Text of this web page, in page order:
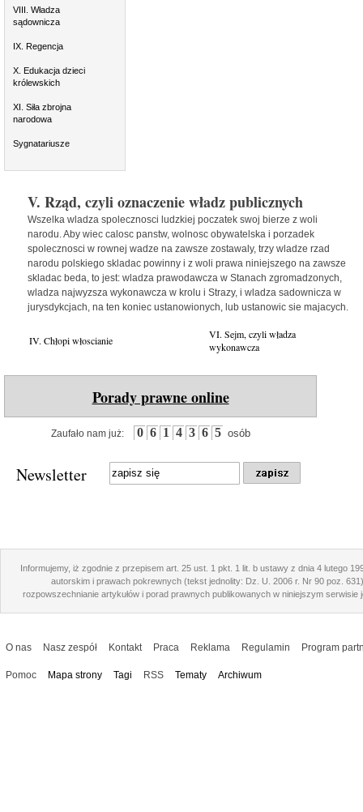
VIII. Władza
sądownicza
IX. Regencja
X. Edukacja dzieci
królewskich
XI. Siła zbrojna
narodowa
Sygnatariusze
V. Rząd, czyli oznaczenie władz publicznych
Wszelka wladza spolecznosci ludzkiej poczatek swoj bierze z woli
narodu. Aby wiec calosc panstw, wolnosc obywatelska i porzadek
spolecznosci w rownej wadze na zawsze zostawaly, trzy wladze rzad
narodu polskiego skladac powinny i z woli prawa niniejszego na zawsze
skladac beda, to jest: wladza prawodawcza w Stanach zgromadzonych,
wladza najwyzsza wykonawcza w krolu i Strazy, i wladza sadownicza w
jurysdykcjach, na ten koniec ustanowionych, lub ustanowic sie majacych.
IV. Chłopi włoscianie
VI. Sejm, czyli władza
wykonawcza
Porady prawne online
Zaufało nam już: 0 6 1 4 3 6 5 osób
Newsletter
Informujemy, iż zgodnie z przepisem art. 25 ust. 1 pkt. 1 lit. b ustawy z dnia 4 lutego
autorskim i prawach pokrewnych (tekst jednolity: Dz. U. 2006 r. Nr 90 poz.
rozpowszechnianie artykułów i porad prawnych publikowanych w niniejszym serwisie
O nas Nasz zespół Kontakt Praca Reklama Regulamin Program
Pomoc Mapa strony Tagi RSS Tematy Archiwum